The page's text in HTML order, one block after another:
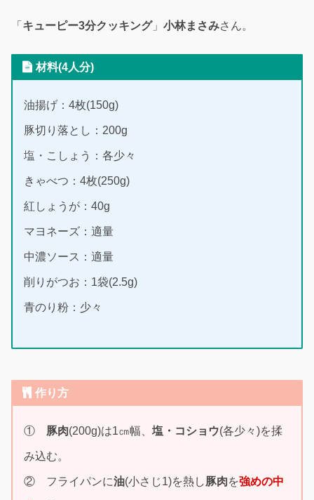
「 キューピー3分クッキング」 小林まさみさん。
材料(4人分)
油揚げ：4枚(150g)
豚切り落とし：200g
塩・こしょう：各少々
きゃべつ：4枚(250g)
紅しょうが：40g
マヨネーズ：適量
中濃ソース：適量
削りがつお：1袋(2.5g)
青のり粉：少々
作り方
① 豚肉(200g)は1㎝幅、 塩・コショウ(各少々)を揉
み込む。
② フライパンに油(小さじ1)を熱し豚肉を強めの中